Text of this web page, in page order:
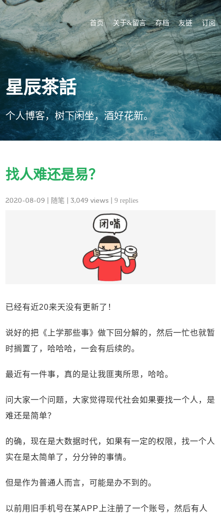
首页 关于&留言 存档 友链 订阅
星辰茶話
个人博客，树下闲坐，酒好花新。
找人难还是易？
2020-08-09 随笔 | 3,049 views |9 replies
已经有近20来天没有更新了！
说好的把《上学那些事》做下回分解的，然后一忙也就暂
时搁置了，哈哈哈，一会有后续的。
最近有一件事，真的是让我匪夷所思，哈哈。
问大家一个问题，大家觉得现代社会如果要找一个人，是
难还是简单？
的确，现在是大数据时代，如果有一定的权限，找一个人
实在是太简单了，分分钟的事情。
但是作为普通人而言，可能是办不到的。
以前用旧手机号在某APP上注册了一个账号，然后有人